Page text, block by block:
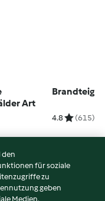
Art
Brandteig
4.8 (615)
den
für soziale
zu
geben
Medien,